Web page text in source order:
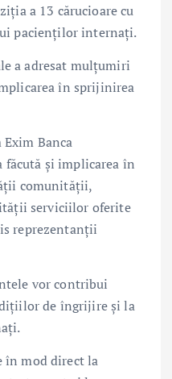
a 13 cărucioare cu
pacienților internați.
a adresat mulțumiri
în sprijinirea
Banca
făcută și implicarea în
comunității,
serviciilor oferite
reprezentanții
vor contribui
de îngrijire și la
în mod direct la